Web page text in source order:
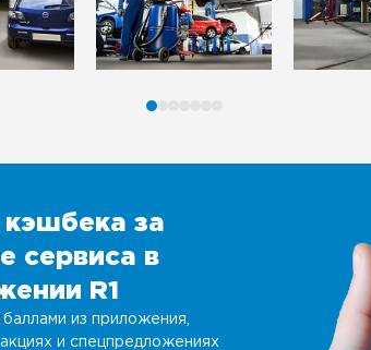
кэшбека за
сервиса в
R1
из приложения,
и спецпредложениях